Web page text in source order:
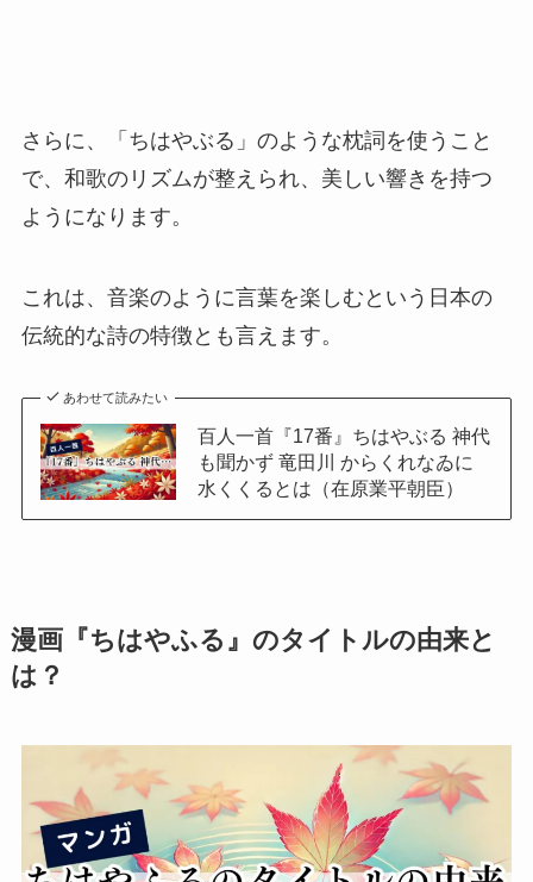
さらに、「ちはやぶる」のような枕詞を使うこと
で、和歌のリズムが整えられ、美しい響きを持つ
ようになります。
これは、音楽のように言葉を楽しむという日本の
伝統的な詩の特徴とも言えます。
あわせて読みたい
百人一首『17番』ちはやぶる 神代
も聞かず 竜田川 からくれなゐに
水くくるとは（在原業平朝臣）
漫画『ちはやふる』のタイトルの由来と
は？